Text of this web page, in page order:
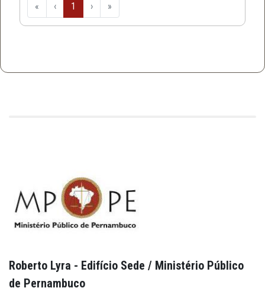
« ‹ 1 › »
Roberto Lyra - Edifício Sede / Ministério Público
de Pernambuco